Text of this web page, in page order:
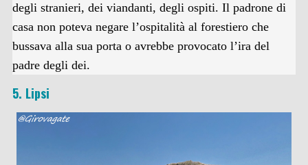
degli stranieri, dei viandanti, degli ospiti. Il padrone di
casa non poteva negare l’ospitalità al forestiero che
bussava alla sua porta o avrebbe provocato l’ira del
padre degli dei.
5. Lipsi